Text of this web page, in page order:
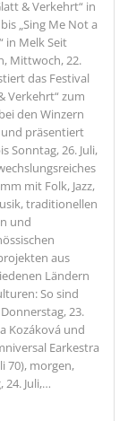
& Verkehrt“ in
„Sing Me Not a
in MelkSeit
Mittwoch, 22.
das Festival
Verkehrt“ zum
den Winzern
und präsentiert
Sonntag, 26. Juli,
mit Folk, Jazz,
traditionellen
und
aus
Ländern
So sind
23.
Kozáková und
Earkestra
70), morgen,
24. Juli,…